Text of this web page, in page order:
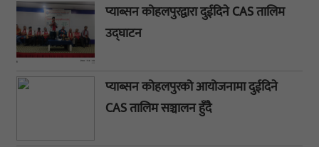
प्याब्सन कोहलपुरद्वारा दुईदिने CAS तालिम
उद्घाटन
प्याब्सन कोहलपुरको आयोजनामा दुईदिने
CAS तालिम सञ्चालन हुँदै